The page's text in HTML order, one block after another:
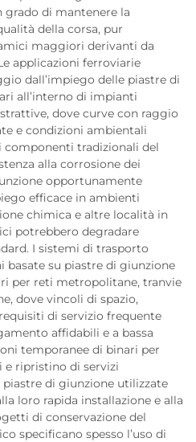
grado di mantenere la
della corsa, pur
maggiori derivanti da
applicazioni ferroviarie
dall’impiego delle piastre di
all’interno di impianti
dove curve con raggio
e condizioni ambientali
componenti tradizionali del
alla corrosione dei
opportunamente
efficace in ambienti
chimica e altre località in
potrebbero degradare
I sistemi di trasporto
basate su piastre di giunzione
per reti metropolitane, tranvie
dove vincoli di spazio,
di servizio frequente
affidabili e a bassa
temporanee di binari per
e ripristino di servizi
di giunzione utilizzate
loro rapida installazione e alla
di conservazione del
specificano spesso l’uso di